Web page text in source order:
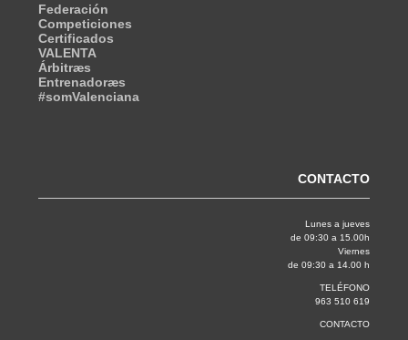
Federación
Competiciones
Certificados
VALENTA
Árbitræs
Entrenadoræs
#somValenciana
CONTACTO
Lunes a jueves
de 09:30 a 15.00h
Viernes
de 09:30 a 14.00 h
TELÉFONO
963 510 619
CONTACTO